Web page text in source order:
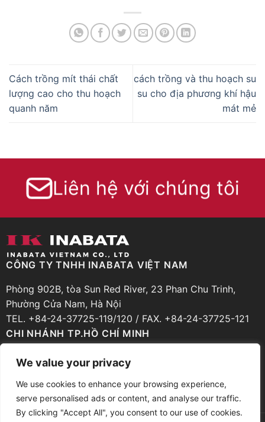
We value your privacy
We use cookies to enhance your browsing experience,
serve personalised ads or content, and analyse our traffic.
By clicking "Accept All", you consent to our use of cookies.
Cách trồng mít thái chất
lượng cao cho thu hoạch
quanh năm
cách trồng và thu hoạch su
su cho địa phương khí hậu
mát mẻ
Liên hệ với chúng tôi
CÔNG TY TNHH INABATA VIỆT NAM
Phòng 902B, tòa Sun Red River, 23 Phan Chu Trinh,
Phường Cửa Nam, Hà Nội
TEL. +84-24-37725-119/120 / FAX. +84-24-37725-121
CHI NHÁNH TP.HỒ CHÍ MINH
Phòng 206, Tầng 2, Cao ốc Zen Plaza, 54-56 Nguyễn
Trãi, Phường Bến Thành, TP.Hồ Chí Minh
TEL. +84-28-39251-935 / FAX. +84-28-39251-936